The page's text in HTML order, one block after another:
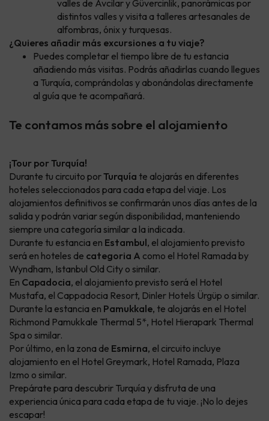
valles de Avcilar y Güvercinlik, panorámicas por
distintos valles y visita a talleres artesanales de
alfombras, ónix y turquesas.
¿Quieres añadir más excursiones a tu viaje?
Puedes completar el tiempo libre de tu estancia
añadiendo más visitas. Podrás añadirlas cuando llegues
a Turquía, comprándolas y abonándolas directamente
al guía que te acompañará.
Te contamos más sobre el alojamiento
¡Tour por Turquía!
Durante tu circuito porTurquía te alojarás en diferentes
hoteles seleccionados para cada etapa del viaje. Los
alojamientos definitivos se confirmarán unos días antes de la
salida y podrán variar según disponibilidad, manteniendo
siempre una categoría similar a la indicada.
Durante tu estancia en Estambul, el alojamiento previsto
será en hoteles de categoria A como el Hotel Ramada by
Wyndham, Istanbul Old City o similar.
En Capadocia, el alojamiento previsto será el Hotel
Mustafa, el Cappadocia Resort, Dinler Hotels Ürgüp o similar.
Durante la estancia en Pamukkale, te alojarás en el Hotel
Richmond Pamukkale Thermal 5*, Hotel Hierapark Thermal
Spa o similar.
Por último, en la zona de Esmirna, el circuito incluye
alojamiento en el Hotel Greymark, Hotel Ramada, Plaza
Izmo o similar.
Prepárate para descubrir Turquía y disfruta de una
experiencia única para cada etapa de tu viaje. ¡No lo dejes
escapar!